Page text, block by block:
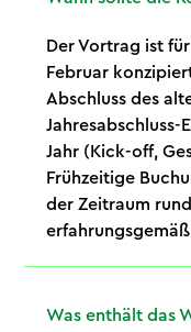
Der Vortrag ist
Februar
Abschluss des
Jahresabschluss-
Jahr (Kick-off,
Frühzeitige
der Zeitraum
Was enthält das